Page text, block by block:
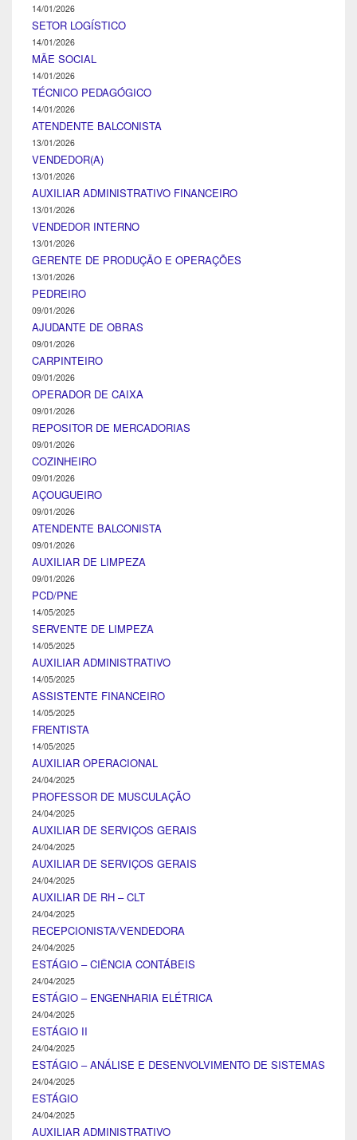
14/01/2026
SETOR LOGÍSTICO
14/01/2026
MÃE SOCIAL
14/01/2026
TÉCNICO PEDAGÓGICO
14/01/2026
ATENDENTE BALCONISTA
13/01/2026
VENDEDOR(A)
13/01/2026
AUXILIAR ADMINISTRATIVO FINANCEIRO
13/01/2026
VENDEDOR INTERNO
13/01/2026
GERENTE DE PRODUÇÃO E OPERAÇÕES
13/01/2026
PEDREIRO
09/01/2026
AJUDANTE DE OBRAS
09/01/2026
CARPINTEIRO
09/01/2026
OPERADOR DE CAIXA
09/01/2026
REPOSITOR DE MERCADORIAS
09/01/2026
COZINHEIRO
09/01/2026
AÇOUGUEIRO
09/01/2026
ATENDENTE BALCONISTA
09/01/2026
AUXILIAR DE LIMPEZA
09/01/2026
PCD/PNE
14/05/2025
SERVENTE DE LIMPEZA
14/05/2025
AUXILIAR ADMINISTRATIVO
14/05/2025
ASSISTENTE FINANCEIRO
14/05/2025
FRENTISTA
14/05/2025
AUXILIAR OPERACIONAL
24/04/2025
PROFESSOR DE MUSCULAÇÃO
24/04/2025
AUXILIAR DE SERVIÇOS GERAIS
24/04/2025
AUXILIAR DE SERVIÇOS GERAIS
24/04/2025
AUXILIAR DE RH – CLT
24/04/2025
RECEPCIONISTA/VENDEDORA
24/04/2025
ESTÁGIO – CIÊNCIA CONTÁBEIS
24/04/2025
ESTÁGIO – ENGENHARIA ELÉTRICA
24/04/2025
ESTÁGIO II
24/04/2025
ESTÁGIO – ANÁLISE E DESENVOLVIMENTO DE SISTEMAS
24/04/2025
ESTÁGIO
24/04/2025
AUXILIAR ADMINISTRATIVO